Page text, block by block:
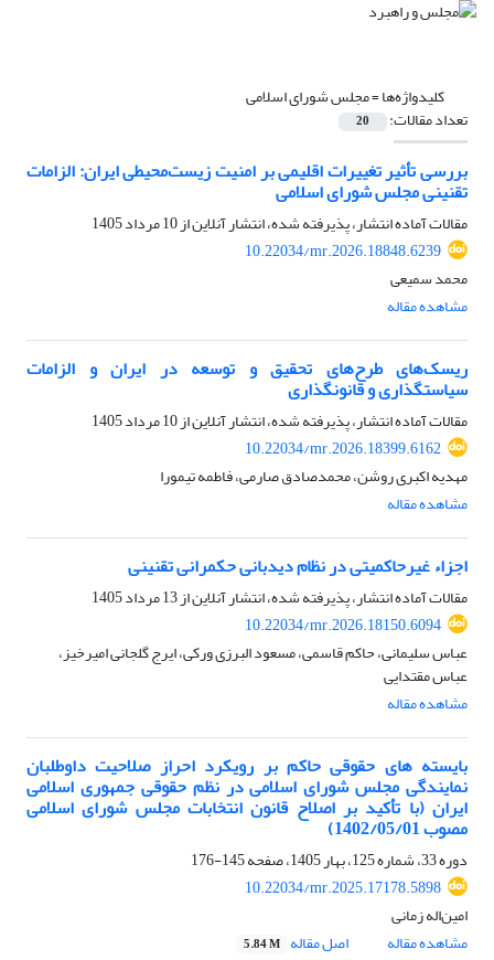
کلیدواژه‌ها =مجلس شورای اسلامی
تعداد مقالات: 20
بررسی تأثیر تغییرات اقلیمی بر امنیت زیست‌محیطی ایران: الزامات
تقنینی مجلس شورای اسلامی
مقالات آماده انتشار، پذیرفته شده، انتشار آنلاین از10 مرداد 1405
10.22034/mr.2026.18848.6239
محمد سمیعی
مشاهده مقاله
ریسک‌های طرح‌های تحقیق و توسعه در ایران و الزامات
سیاستگذاری و قانونگذاری
مقالات آماده انتشار، پذیرفته شده، انتشار آنلاین از10 مرداد 1405
10.22034/mr.2026.18399.6162
مهدیه اکبری روشن، محمدصادق صارمی، فاطمه تیمورا
مشاهده مقاله
اجزاء غیرحاکمیتی در نظام دیدبانی حکمرانی تقنینی
مقالات آماده انتشار، پذیرفته شده، انتشار آنلاین از13 مرداد 1405
10.22034/mr.2026.18150.6094
عباس سلیمانی، حاکم قاسمی، مسعود البرزی ورکی، ایرج گلجانی امیرخیز،
عباس مقتدایی
مشاهده مقاله
بایسته­ های حقوقی حاکم بر رویکرد احراز صلاحیت داوطلبان
نمایندگی مجلس شورای اسلامی در نظم حقوقی جمهوری اسلامی
ایران (با تأکید بر اصلاح قانون انتخابات مجلس شورای اسلامی
مصوب 1402/05/01)
دوره 33، شماره 125، بهار 1405، صفحه
145-176
10.22034/mr.2025.17178.5898
امین‌اله زمانی
مشاهده مقاله
اصل مقاله 5.84 M